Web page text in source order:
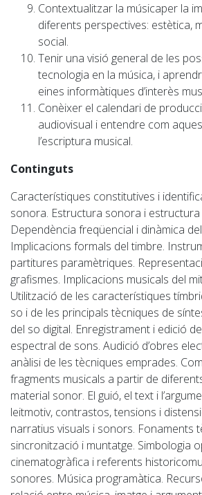
Contextualitzar la músicaper la
diferents perspectives: estètica,
social.
Tenir una visió general de les
tecnologia en la música, i
eines informàtiques d’interès
Conèixer el calendari de
audiovisual i entendre com
l’escriptura musical.
Continguts
Característiques constitutives i
sonora. Estructura sonora i estructura
Dependència freqüencial i dinàmica
Implicacions formals del timbre.
partitures paramètriques.
grafismes. Implicacions musicals del
Utilització de les característiques
so i de les principals tècniques de
del so digital. Enregistrament i edició
espectral de sons. Audició d’obres
anàlisi de les tècniques emprades.
fragments musicals a partir de
material sonor. El guió, el text i
leitmotiv, contrastos, tensions i
narratius visuals i sonors. Fonaments
sincronització i muntatge. Simbologia
cinematogràfica i referents
sonores. Música programàtica.